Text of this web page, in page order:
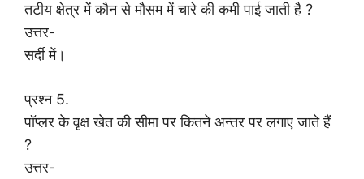
तटीय क्षेत्र में कौन से मौसम में चारे की कमी पाई जाती है ?
उत्तर-
सर्दी में।
प्रश्न 5.
पॉप्लर के वृक्ष खेत की सीमा पर कितने अन्तर पर लगाए जाते हैं
?
उत्तर-